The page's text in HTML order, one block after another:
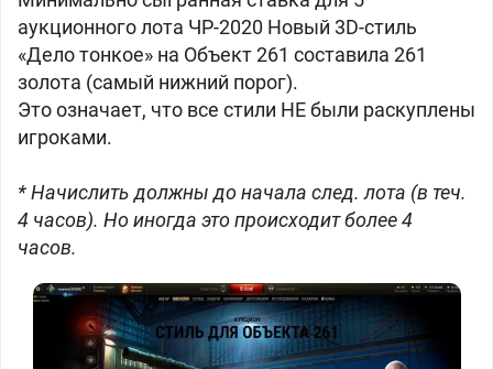
аукционного лота ЧР-2020 Новый 3D-стиль
«Дело тонкое» на Объект 261 составила 261
золота (самый нижний порог).
Это означает, что все стили НЕ были раскуплены
игроками.
* Начислить должны до начала след. лота (в теч.
4 часов). Но иногда это происходит более 4
часов.